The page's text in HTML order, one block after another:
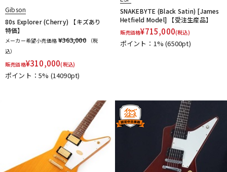
Gibson
80s Explorer (Cherry) 【キズあり
特価】
メーカー希望小売価格 ¥363,000
（税
込）
販売価格¥310,000(税込)
ポイント：5% (14090pt)
SNAKEBYTE (Black Satin) [James
Hetfield Model] 【受注生産品】
販売価格¥715,000(税込)
ポイント：1%(6500pt)